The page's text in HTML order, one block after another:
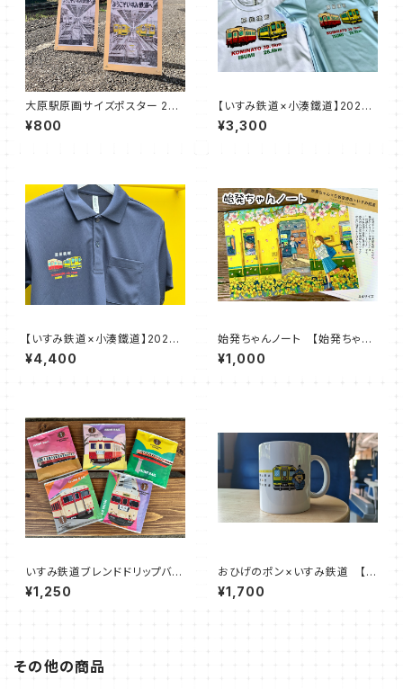
大原駅原画サイズポスター 2枚
セット（始発ちゃんとのコラボグ
ッズ）
¥800
【いすみ鉄道×小湊鐵道】2026
房総横断Tシャツ
¥3,300
【いすみ鉄道×小湊鐵道】2026
房総横断ポロシャツ
¥4,400
始発ちゃんノート 【始発ちゃん
×三省堂書店×いすみ鉄道 コ
ラボ企画】
¥1,000
いすみ鉄道ブレンドドリップバッ
グ 【キハ車両】（５袋セット）
¥1,250
おひげのポン×いすみ鉄道 【マ
グカップ】
¥1,700
その他の商品